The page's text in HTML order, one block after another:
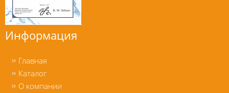
Информация
Главная
Каталог
О компании